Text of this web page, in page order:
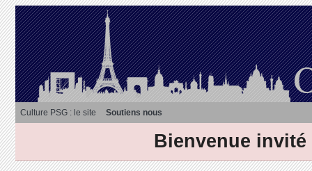
Culture PSG : le site Soutiens nous
Bienvenue invité